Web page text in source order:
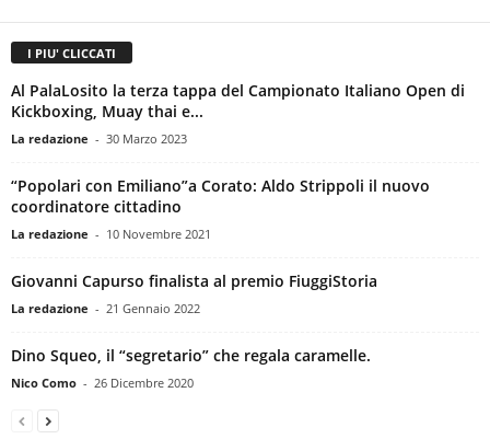
I PIU' CLICCATI
Al PalaLosito la terza tappa del Campionato Italiano Open di
Kickboxing, Muay thai e...
La redazione - 30 Marzo 2023
“Popolari con Emiliano”a Corato: Aldo Strippoli il nuovo
coordinatore cittadino
La redazione - 10 Novembre 2021
Giovanni Capurso finalista al premio FiuggiStoria
La redazione - 21 Gennaio 2022
Dino Squeo, il “segretario” che regala caramelle.
Nico Como - 26 Dicembre 2020